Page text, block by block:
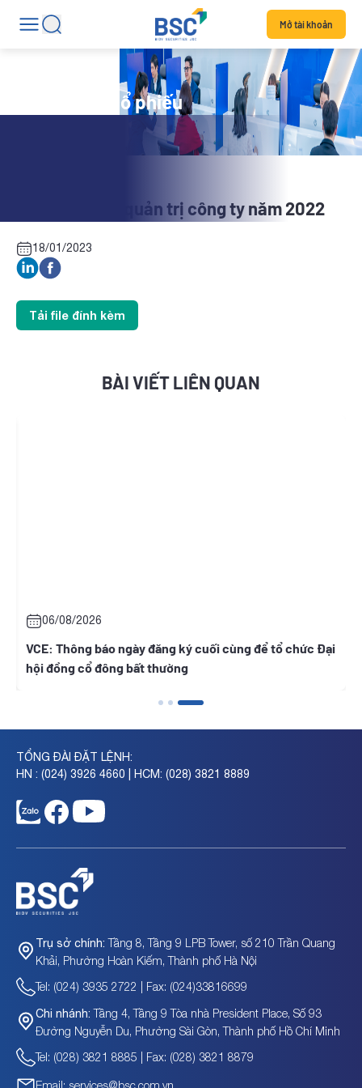
Mở tài khoản
Tin tức mã cổ phiếu
DP3: Báo cáo quản trị công ty năm 2022
18/01/2023
Tải file đính kèm
BÀI VIẾT LIÊN QUAN
06/08/2026
VCE: Thông báo ngày đăng ký cuối cùng để tổ chức Đại
hội đồng cổ đông bất thường
TỔNG ĐÀI ĐẶT LỆNH:
HN : (024) 3926 4660 | HCM: (028) 3821 8889
Trụ sở chính: Tầng 8, Tầng 9 LPB Tower, số 210 Trần Quang
Khải, Phường Hoàn Kiếm, Thành phố Hà Nội
Tel: (024) 3935 2722 | Fax: (024)33816699
Chi nhánh: Tầng 4, Tầng 9 Tòa nhà President Place, Số 93
Đường Nguyễn Du, Phường Sài Gòn, Thành phố Hồ Chí Minh
Tel: (028) 3821 8885 | Fax: (028) 3821 8879
Email: services@bsc.com.vn